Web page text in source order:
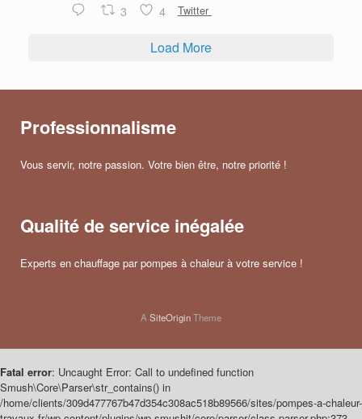
3 4 Twitter
Load More
Professionnalisme
Vous servir, notre passion. Votre bien être, notre priorité !
Qualité de service inégalée
Experts en chauffage par pompes à chaleur à votre service !
ASiteOriginTheme
Fatal error: Uncaught Error: Call to undefined function
Smush\Core\Parser\str_contains() in
/home/clients/309d477767b47d354c308ac518b89566/sites/pompes-a-chaleur-